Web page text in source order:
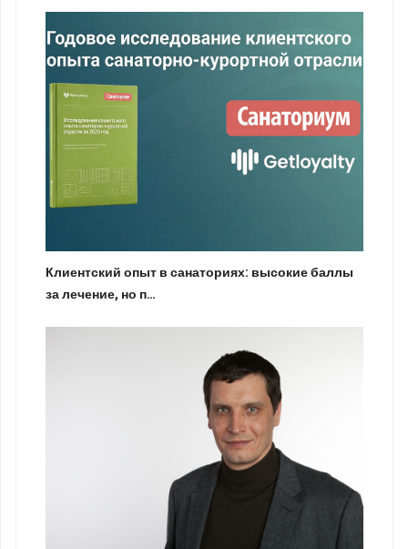
Клиентский опыт в санаториях: высокие баллы
за лечение, но п…